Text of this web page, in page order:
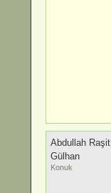
Abdullah Raşit
Gülhan
Konuk